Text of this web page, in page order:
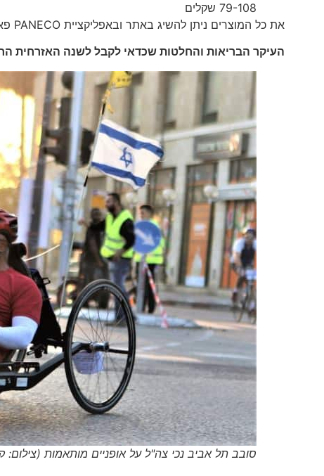
79-108 שקלים
את כל המוצרים ניתן להשיג באתר ובאפליקציית PANECO פאנקו
העיקר הבריאות והחלטות שכדאי לקבל לשנה האזרחית
סובב תל אביב נכי צה"ל על אופניים מותאמות (צילום: